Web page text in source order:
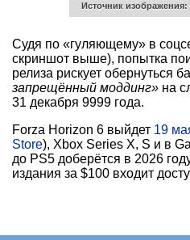
Источник
Судя по «гуляющему» в
скриншот выше), попытка
релиза рискует обернуться
запрещённый моддинг» на
31 декабря 9999 года.
Forza Horizon 6 выйдет 19
Store), Xbox Series X, S и в
до PS5 доберётся в 2026
издания за $100 входит